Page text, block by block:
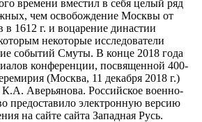
времени вместил в себя целый ряд
чем освобождение Москвы от
в 1612 г. и воцарение династии
некоторые исследователи
событий Смуты. В конце 2018 года
конференции, посвященной 400-
(Москва, 11 декабря 2018 г.)
Аверьянова. Российское военно-
предоставило электронную версию
на сайте сайта Западная Русь.